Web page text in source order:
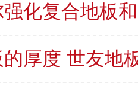
板和实木复合地板的区别 菲
厚度 世友地